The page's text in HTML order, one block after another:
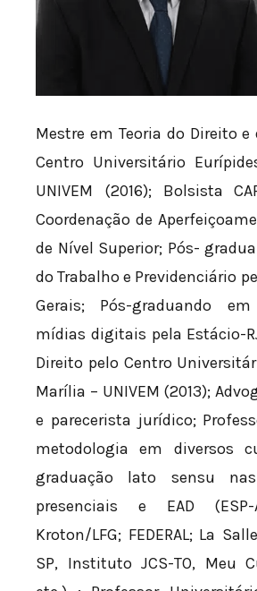
Mestre em Teoria do Direito e
Centro Universitário
UNIVEM (2016); Bolsista
Coordenação de
de Nível Superior; Pós-
do Trabalho e Previdenciário
Gerais; Pós-graduando
mídias digitais pela Estácio-
Direito pelo Centro
Marília – UNIVEM (2013);
e parecerista jurídico;
metodologia em diversos
graduação lato sensu
presenciais e EAD (ESP-
Kroton/LFG; FEDERAL; La
SP, Instituto JCS-TO, Meu